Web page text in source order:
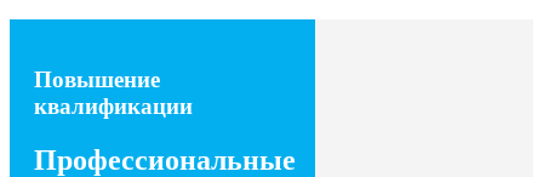
Повышение
квалификации
Профессиональные